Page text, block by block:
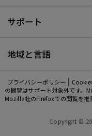
サポート
地域と言語
プライバシーポリシー Cookie
の閲覧はサポート対象外です。
Mozilla社のFirefoxでの閲覧を推
Copyright ©